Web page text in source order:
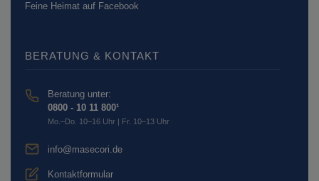
Feine Heimat auf Facebook
BERATUNG & KONTAKT
Beratung unter:
0800 - 10 11 800¹
Mo.–Do. 10–16 Uhr | Fr. 10–13 Uhr
info@masecori.de
Kontaktformular